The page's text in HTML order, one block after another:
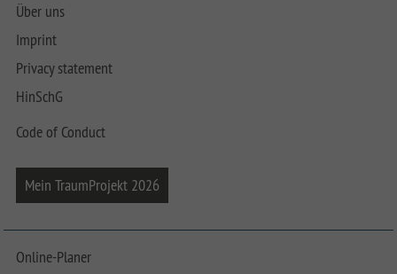
Über uns
Imprint
Privacy statement
HinSchG
Code of Conduct
Mein TraumProjekt 2026
Online-Planer